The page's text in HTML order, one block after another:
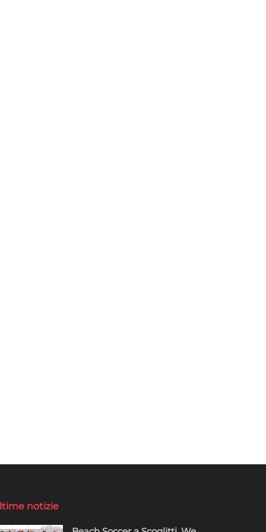
notizie